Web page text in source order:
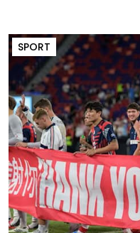
SPORT